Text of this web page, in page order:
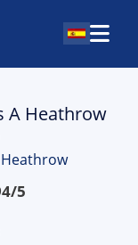
A Heathrow
/5